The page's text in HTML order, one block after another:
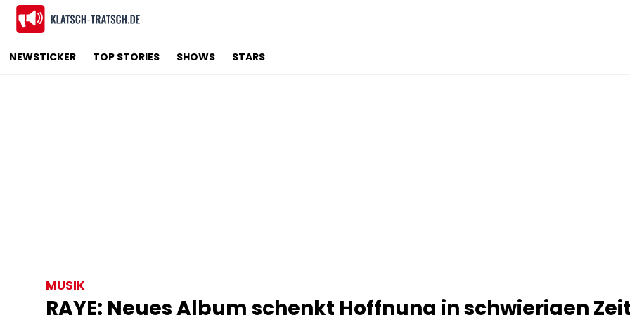
NEWSTICKER TOP STORIES SHOWS STARS
MUSIK
RAYE: Neues Album schenkt Hoffnung in schwierigen